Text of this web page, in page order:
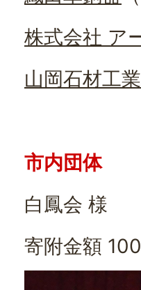
株式会社 ア
山岡石材工
市内団体
白鳳会 様
寄附金額